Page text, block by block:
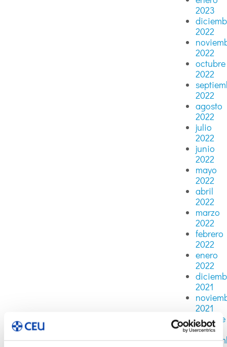
2023
2022
2022
octubre
2022
2022
agosto
2022
julio
2022
junio
2022
mayo
2022
abril
2022
marzo
2022
febrero
2022
enero
2022
2021
2021
octubre
2021